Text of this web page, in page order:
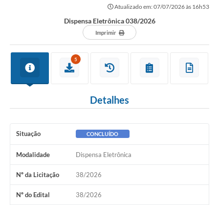
Atualizado em: 07/07/2026 às 16h53
Dispensa Eletrônica 038/2026
Imprimir
5
Detalhes
Situação CONCLUÍDO
Modalidade Dispensa Eletrônica
Nº da Licitação 38/2026
Nº do Edital 38/2026